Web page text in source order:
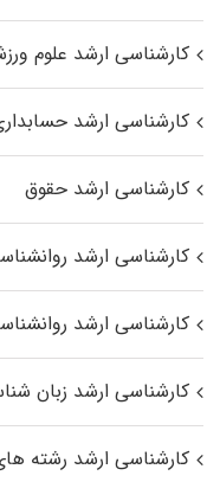
کارشناسی ارشد علوم
کارشناسی ارشد
کارشناسی ارشد حقوق
کارشناسی ارشد
کارشناسی ارشد
کارشناسی ارشد زبان
کارشناسی ارشد رﺷﺘﻪ